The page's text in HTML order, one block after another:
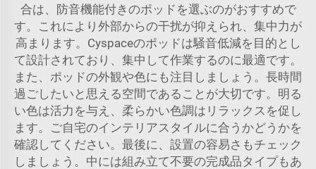
合は、防音機能付きのポッドを選ぶのがおすすめで
す。これにより外部からの干扰が抑えられ、集中力が
高まります。Cyspaceのポッドは騒音低減を目的とし
て設計されており、集中して作業するのに最適です。
また、ポッドの外観や色にも注目しましょう。長時間
過ごしたいと思える空間であることが大切です。明る
い色は活力を与え、柔らかい色調はリラックスを促し
ます。ご自宅のインテリアスタイルに合うかどうかを
確認してください。最後に、設置の容易さもチェック
しましょう。中には組み立て不要の完成品タイプもあ